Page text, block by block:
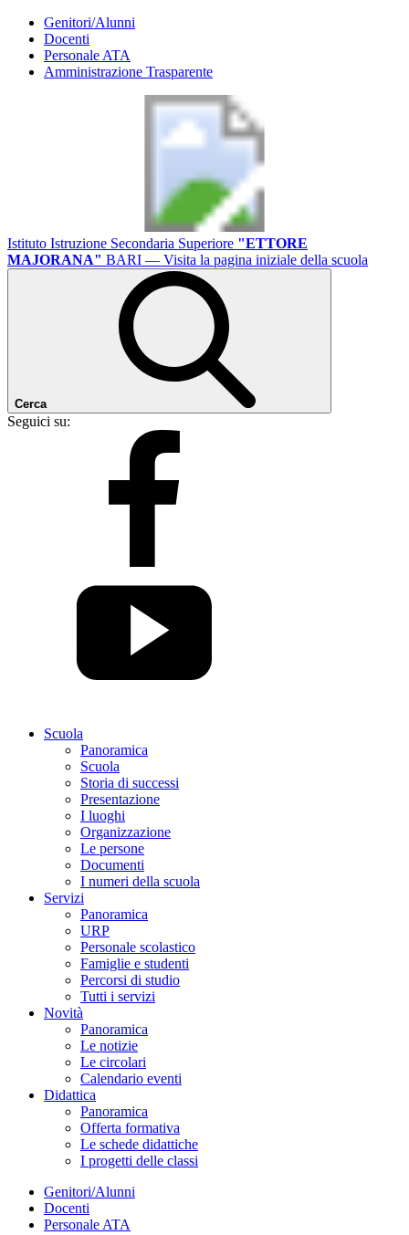
Genitori/Alunni
Docenti
Personale ATA
Amministrazione Trasparente
Istituto Istruzione Secondaria Superiore "ETTORE
MAJORANA" BARI — Visita la pagina iniziale della scuola
Cerca
Seguici su:
Scuola
Panoramica
Scuola
Storia di successi
Presentazione
I luoghi
Organizzazione
Le persone
Documenti
I numeri della scuola
Servizi
Panoramica
URP
Personale scolastico
Famiglie e studenti
Percorsi di studio
Tutti i servizi
Novità
Panoramica
Le notizie
Le circolari
Calendario eventi
Didattica
Panoramica
Offerta formativa
Le schede didattiche
I progetti delle classi
Genitori/Alunni
Docenti
Personale ATA